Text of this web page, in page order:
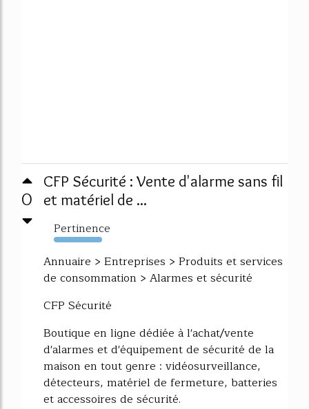
0
CFP Sécurité : Vente d'alarme sans fil
et matériel de ...
Pertinence
3640%
Annuaire > Entreprises > Produits et services
de consommation > Alarmes et sécurité
CFP Sécurité
Boutique en ligne dédiée à l'achat/vente
d'alarmes et d'équipement de sécurité de la
maison en tout genre : vidéosurveillance,
détecteurs, matériel de fermeture, batteries
et accessoires de sécurité.